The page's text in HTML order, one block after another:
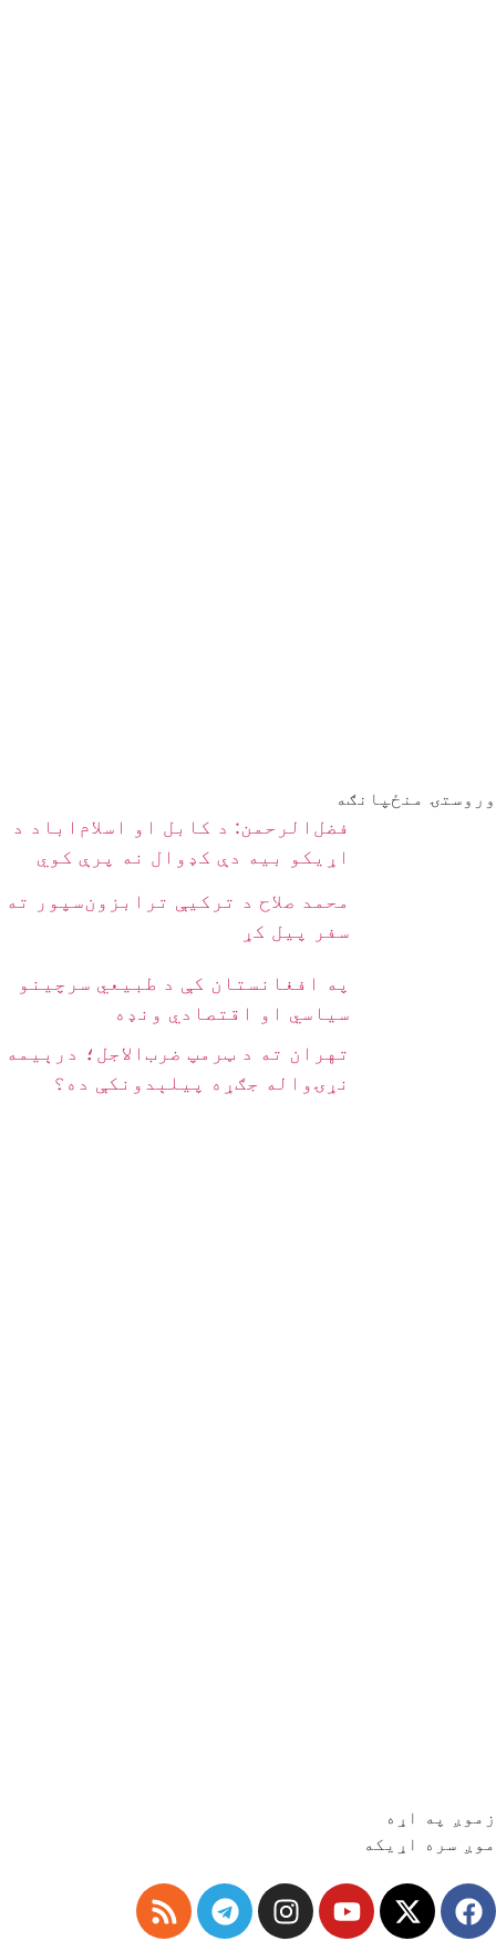
وروستۍ منځپانګه
فضل‌الرحمن: د کابل او اسلام‌اباد د
اړیکو بیه دې کډوال نه پرې کوي
محمد صلاح د ترکیې ترابزون‌سپور ته
سفر پیل کړ
په افغانستان کې د طبیعي سرچینو
سیاسي او اقتصادي ونډه
تهران ته د ټرمپ ضرب‌الاجل؛ درېیمه
نړۍواله جګړه پیلېدونکې ده؟
زموږ په اړه
موږ سره اړیکه